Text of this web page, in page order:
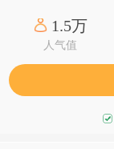
1.5万
人气值